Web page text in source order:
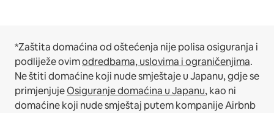
*Zaštita domaćina od oštećenja nije polisa osiguranja i
podliježe ovimodredbama, uslovima i ograničenjima.
Ne štiti domaćine koji nude smještaje u Japanu, gdje se
primjenjujeOsiguranje domaćina u Japanu, kao ni
domaćine koji nude smještaj putem kompanije Airbnb